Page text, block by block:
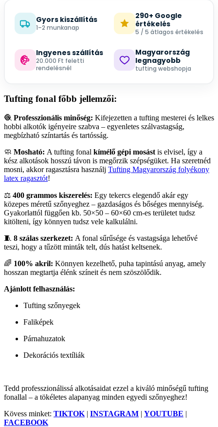
Gyors kiszállítás
1–2 munkanap
290+ Google
értékelés
5 / 5 átlagos értékelés
Ingyenes szállítás
20.000 Ft feletti
rendelésnél
Magyarország
legnagyobb
tufting webshopja
Tufting fonal főbb jellemzői:
🧶 Professzionális minőség: Kifejezetten a tufting mesterei és lelkes
hobbi alkotók igényeire szabva – egyenletes szálvastagság,
megbízható színtartás és tartósság.
🧼 Mosható: A tufting fonal kímélő gépi mosást is elvisel, így a
kész alkotások hosszú távon is megőrzik szépségüket. Ha szeretnéd
mosni, akkor ragasztásra használj Tufting Magyarország folyékony
latex ragasztót!
⚖️ 400 grammos kiszerelés: Egy tekercs elegendő akár egy
közepes méretű szőnyeghez – gazdaságos és bőséges mennyiség.
Gyakorlattól függően kb. 50×50 – 60×60 cm-es területet tudsz
kitölteni, így könnyen tudsz vele kalkulálni.
🧵 8 szálas szerkezet: A fonal sűrűsége és vastagsága lehetővé
teszi, hogy a tűzött minták telt, dús hatást keltsenek.
🌈 100% akril: Könnyen kezelhető, puha tapintású anyag, amely
hosszan megtartja élénk színeit és nem szöszölődik.
Ajánlott felhasználás:
Tufting szőnyegek
Faliképek
Párnahuzatok
Dekorációs textíliák
Tedd professzionálissá alkotásaidat ezzel a kiváló minőségű tufting
fonallal – a tökéletes alapanyag minden egyedi szőnyeghez!
Kövess minket: TIKTOK | INSTAGRAM | YOUTUBE |
FACEBOOK